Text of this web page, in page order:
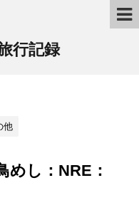
行記録
他
めし：NRE：